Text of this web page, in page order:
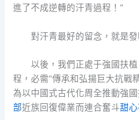
進了不成逆轉的汗青過程！”
對汗青最好的留念，就是發
以後，我們正處于強國扶
程，必需“傳承和弘揚巨大抗戰
為以中國式古代化周全推動強
部近族回復偉業而連合奮斗甜